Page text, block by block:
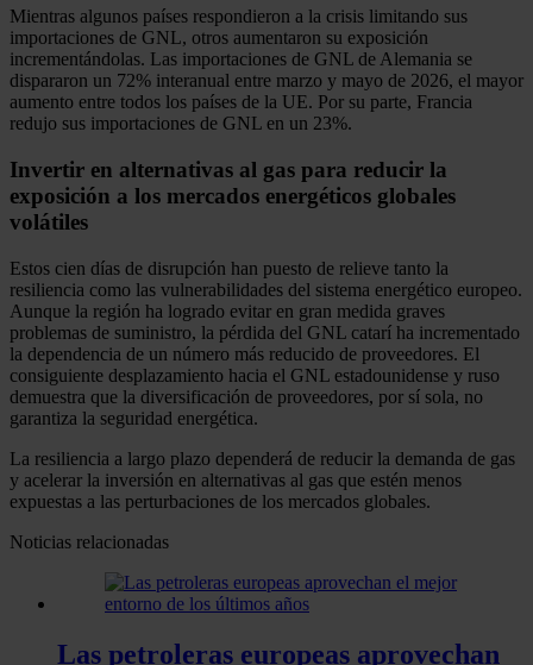
Mientras algunos países respondieron a la crisis limitando sus
importaciones de GNL, otros aumentaron su exposición
incrementándolas. Las importaciones de GNL de Alemania se
dispararon un 72% interanual entre marzo y mayo de 2026, el mayor
aumento entre todos los países de la UE. Por su parte, Francia
redujo sus importaciones de GNL en un 23%.
Invertir en alternativas al gas para reducir la
exposición a los mercados energéticos globales
volátiles
Estos cien días de disrupción han puesto de relieve tanto la
resiliencia como las vulnerabilidades del sistema energético europeo.
Aunque la región ha logrado evitar en gran medida graves
problemas de suministro, la pérdida del GNL catarí ha incrementado
la dependencia de un número más reducido de proveedores. El
consiguiente desplazamiento hacia el GNL estadounidense y ruso
demuestra que la diversificación de proveedores, por sí sola, no
garantiza la seguridad energética.
La resiliencia a largo plazo dependerá de reducir la demanda de gas
y acelerar la inversión en alternativas al gas que estén menos
expuestas a las perturbaciones de los mercados globales.
Noticias relacionadas
Las petroleras europeas aprovechan